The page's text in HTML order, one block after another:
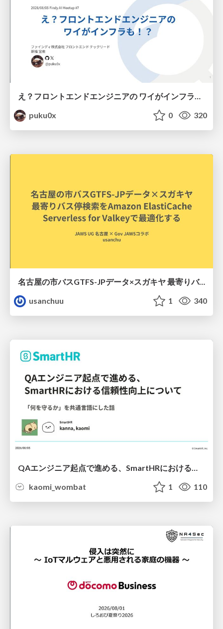
え？フロントエンドエンジニアの ワイがインフラも！？
puku0x
0 320
名古屋の市バスGTFS-JPデータ×スガキヤ 最寄りバス停検索をAmazon ElastiCache Serverless for Valkeyで最適化する
usanchuu
1 340
kaomi_wombat
1 110